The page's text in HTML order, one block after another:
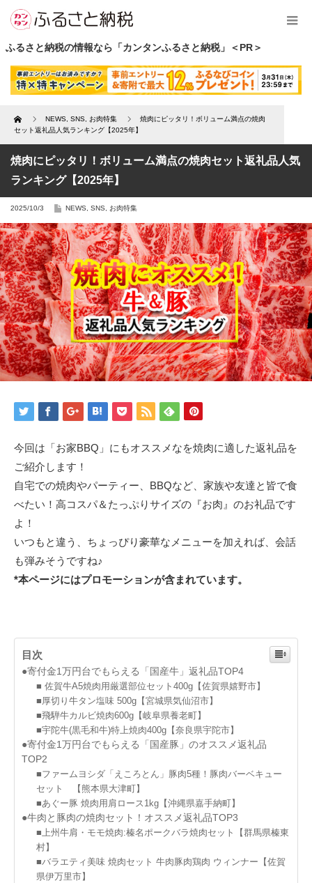
ふるさと納税の情報なら「カンタンふるさと納税」＜PR＞
Home NEWS SNS お肉特集
焼肉にピッタリ！ボリューム満点の焼肉
セット返礼品人気ランキング【2025年】
焼肉にピッタリ！ボリューム満点の焼肉セット返礼品人気
ランキング【2025年】
2025/10/3 NEWS SNS お肉特集
今回は「お家BBQ」にもオススメなを焼肉に適した返礼品を
ご紹介します！
自宅での焼肉やパーティー、BBQなど、家族や友達と皆で食
べたい！高コスパ＆たっぷりサイズの『お肉』のお礼品です
よ！
いつもと違う、ちょっぴり豪華なメニューを加えれば、会話
も弾みそうですね♪
*本ページにはプロモーションが含まれています。
目次
●寄付金1万円台でもらえる「国産牛」返礼品TOP4
■ 佐賀牛A5焼肉用厳選部位セット400g【佐賀県嬉野市】
■厚切り牛タン塩味 500g【宮城県気仙沼市】
■飛騨牛カルビ焼肉600g【岐阜県養老町】
■宇陀牛(黒毛和牛)特上焼肉400g【奈良県宇陀市】
●寄付金1万円台でもらえる「国産豚」のオススメ返礼品
TOP2
■ファームヨシダ「えころとん」豚肉5種！豚肉バーベキュー
セット 【熊本県大津町】
■あぐー豚 焼肉用肩ロース1kg【沖縄県嘉手納町】
●牛肉と豚肉の焼肉セット！オススメ返礼品TOP3
■上州牛肩・モモ焼肉:榛名ポークバラ焼肉セット【群馬県榛東
村】
■バラエティ美味 焼肉セット 牛肉豚肉鶏肉 ウィンナー【佐賀
県伊万里市】